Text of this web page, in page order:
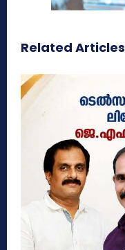
Related Articles